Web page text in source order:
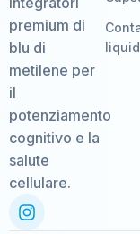
premium di
blu di
metilene per
il
potenziamento
cognitivo e la
salute
cellulare.